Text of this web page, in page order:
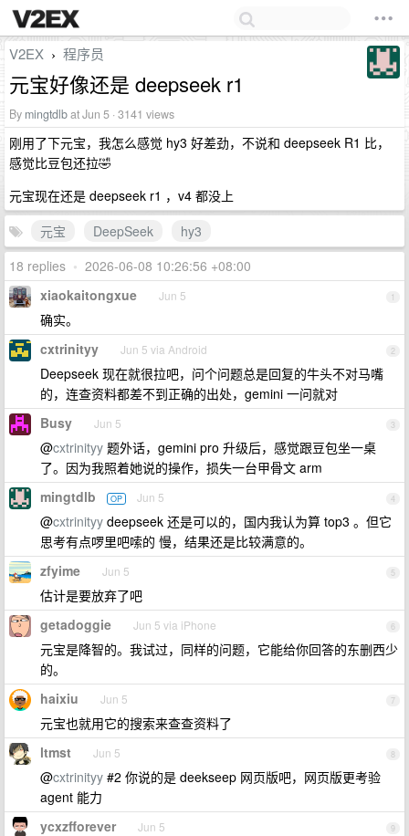
V2EX › 程序员
元宝好像还是 deepseek r1
By mingtdlbat Jun 5 · 3141 views
刚用了下元宝，我怎么感觉 hy3 好差劲，不说和 deepseek R1 比，
感觉比豆包还拉🤣
元宝现在还是 deepseek r1 ，v4 都没上
元宝
DeepSeek
hy3
18 replies • 2026-06-08 10:26:56 +08:00
1
xiaokaitongxue Jun 5
确实。
2
cxtrinityy Jun 5 via Android
Deepseek 现在就很拉吧，问个问题总是回复的牛头不对马嘴
的，连查资料都差不到正确的出处，gemini 一问就对
3
Busy Jun 5
@cxtrinityy 题外话，gemini pro 升级后，感觉跟豆包坐一桌
了。因为我照着她说的操作，损失一台甲骨文 arm
4
mingtdlb OP Jun 5
@cxtrinityy deepseek 还是可以的，国内我认为算 top3 。但它
思考有点啰里吧嗦的 慢，结果还是比较满意的。
5
zfyime Jun 5
估计是要放弃了吧
6
getadoggie Jun 5 via iPhone
元宝是降智的。我试过，同样的问题，它能给你回答的东删西少
的。
7
haixiu Jun 5
元宝也就用它的搜索来查查资料了
8
ltmst Jun 5
@cxtrinityy #2 你说的是 deekseep 网页版吧，网页版更考验
agent 能力
9
ycxzfforever Jun 5